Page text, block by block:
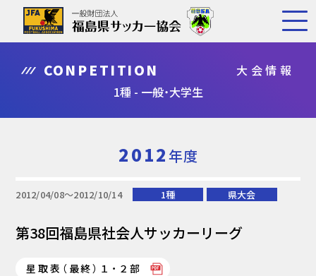
CONPETITION
大会情報
1種 - 一般・大学生
2012年度
2012/04/08〜2012/10/14 1種 県大会
第38回福島県社会人サッカーリーグ
星取表（最終）１・２部